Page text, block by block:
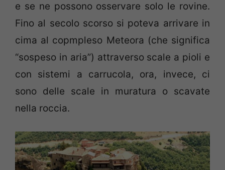
e se ne possono osservare solo le rovine.
Fino al secolo scorso si poteva arrivare in
cima al copmpleso Meteora (che significa
“sospeso in aria”) attraverso scale a pioli e
con sistemi a carrucola, ora, invece, ci
sono delle scale in muratura o scavate
nella roccia.